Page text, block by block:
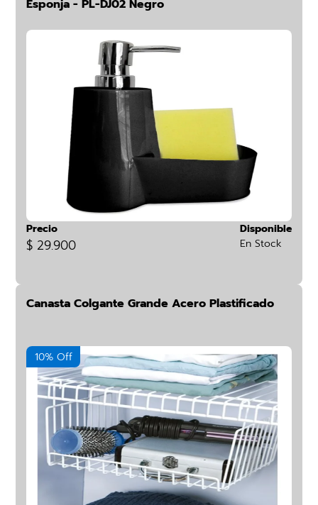
Esponja - PL-DJ02 Negro
Precio
$ 29.900
Disponible
En Stock
Canasta Colgante Grande Acero Plastificado
10% Off